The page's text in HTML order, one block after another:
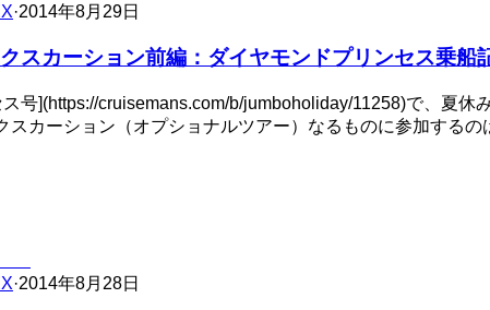
·2014年8月29日
スカーション前編：ダイヤモンドプリンセス乗船
号](https://cruisemans.com/b/jumboholiday/11258)で、夏
スカーション（オプショナルツアー）なるものに参加する
·2014年8月28日